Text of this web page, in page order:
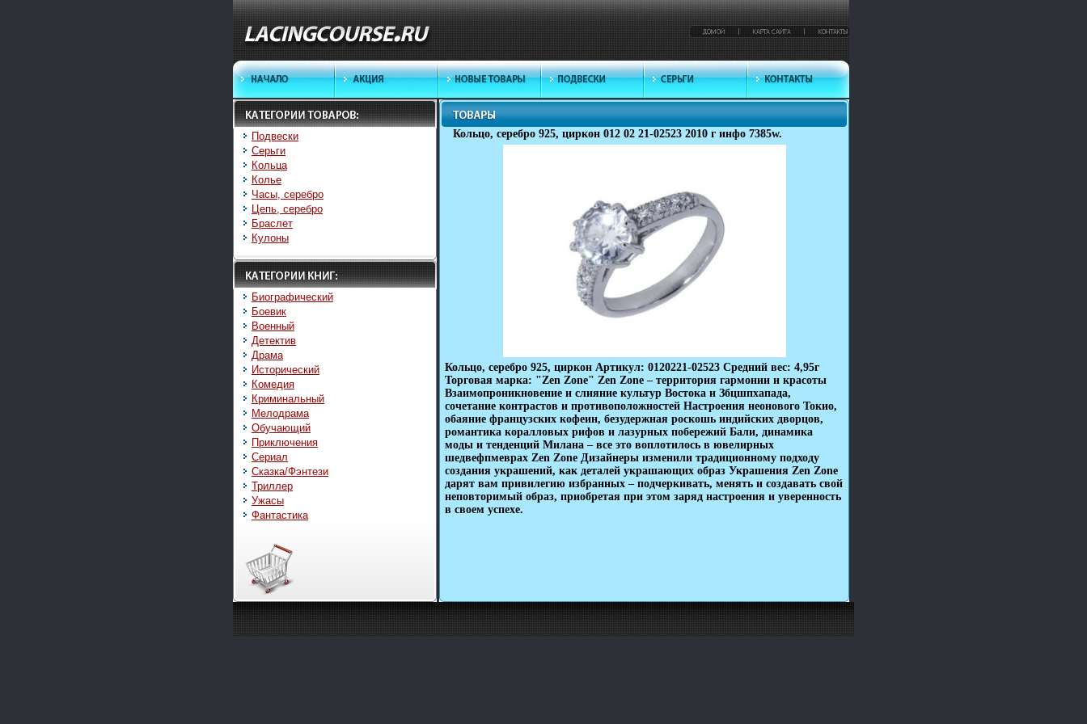
Подвески
Серьги
Кольца
Колье
Часы, серебро
Цепь, серебро
Браслет
Кулоны
Биографический
Боевик
Военный
Детектив
Драма
Исторический
Комедия
Криминальный
Мелодрама
Обучающий
Приключения
Сериал
Сказка/Фэнтези
Триллер
Ужасы
Фантастика
Кольцо, серебро 925, циркон 012 02 21-02523 2010 г инфо 7385w.
Кольцо, серебро 925, циркон Артикул: 0120221-02523 Средний вес: 4,95г
Торговая марка: "Zen Zone" Zen Zone – территория гармонии и красоты
Взаимопроникновение и слияние культур Востока и Збцшпхапада,
сочетание контрастов и противоположностей Настроения неонового Токио,
обаяние французских кофеин, безудержная роскошь индийских дворцов,
романтика коралловых рифов и лазурных побережий Бали, динамика
моды и тенденций Милана – все это воплотилось в ювелирных
шедвефпмеврах Zen Zone Дизайнеры изменили традиционному подходу
создания украшений, как деталей украшающих образ Украшения Zen Zone
дарят вам привилегию избранных – подчеркивать, менять и создавать свой
неповторимый образ, приобретая при этом заряд настроения и уверенность
в своем успехе.